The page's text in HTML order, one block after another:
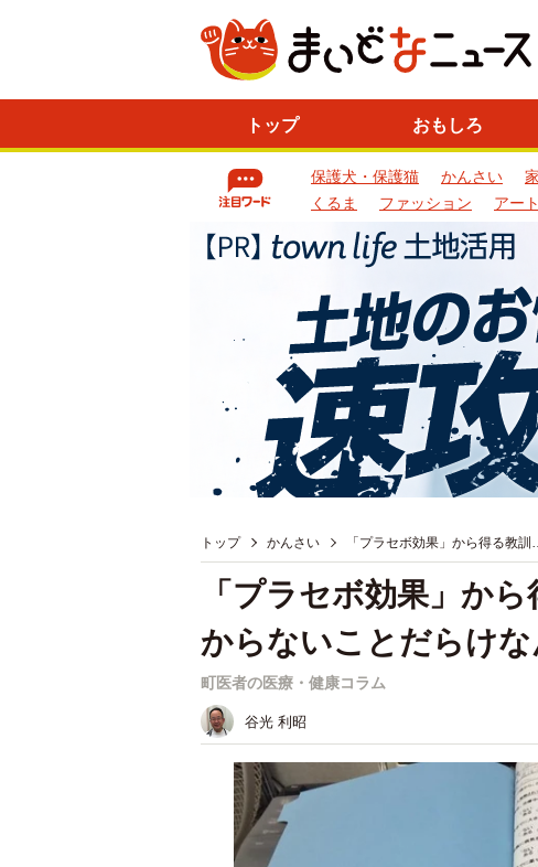
トップ おもしろ
保護犬・保護猫 かんさい
くるま
ファッション アート
トップ かんさい 「プラセボ効果」から得る教
「プラセボ効果」か
からないことだらけ
町医者の医療・健康コラム
谷光 利昭